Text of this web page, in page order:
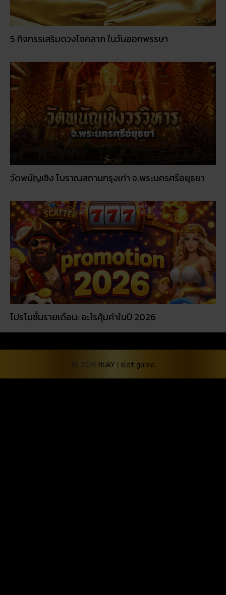
5 กิจกรรเสริมดวงโชคลาภ ในวันออกพรรษา
วัดพนัญเชิง โบราณสถานกรุงเก่า จ.พระนครศรีอยุธยา
โปรโมชั่นรายเดือน: อะไรคุ้มค่าในปี 2026
© 2026 RUAY | slot game